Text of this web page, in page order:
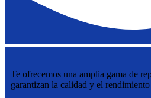
Te ofrecemos una amplia gama de
garantizan la calidad y el rendimiento